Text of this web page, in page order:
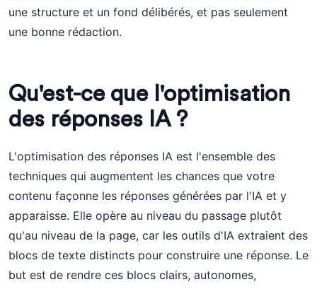
une structure et un fond délibérés, et pas seulement
une bonne rédaction.
Qu'est-ce que l'optimisation
des réponses IA ?
L'optimisation des réponses IA est l'ensemble des
techniques qui augmentent les chances que votre
contenu façonne les réponses générées par l'IA et y
apparaisse. Elle opère au niveau du passage plutôt
qu'au niveau de la page, car les outils d'IA extraient des
blocs de texte distincts pour construire une réponse. Le
but est de rendre ces blocs clairs, autonomes,